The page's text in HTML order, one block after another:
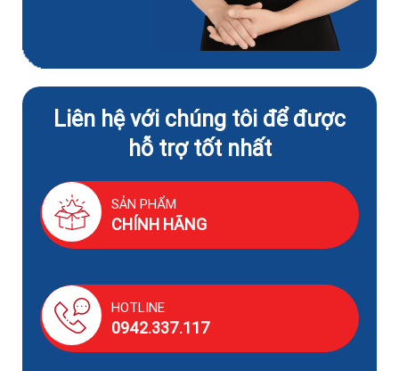
Liên hệ với chúng tôi để được
hỗ trợ tốt nhất
SẢN PHẨM
CHÍNH HÃNG
HOTLINE
0942.337.117